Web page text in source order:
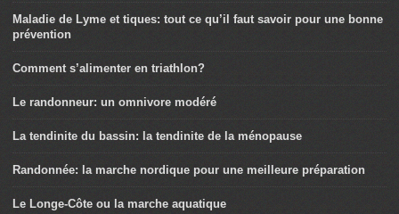
Maladie de Lyme et tiques: tout ce qu’il faut savoir pour une bonne
prévention
Comment s’alimenter en triathlon?
Le randonneur: un omnivore modéré
La tendinite du bassin: la tendinite de la ménopause
Randonnée: la marche nordique pour une meilleure préparation
Le Longe-Côte ou la marche aquatique